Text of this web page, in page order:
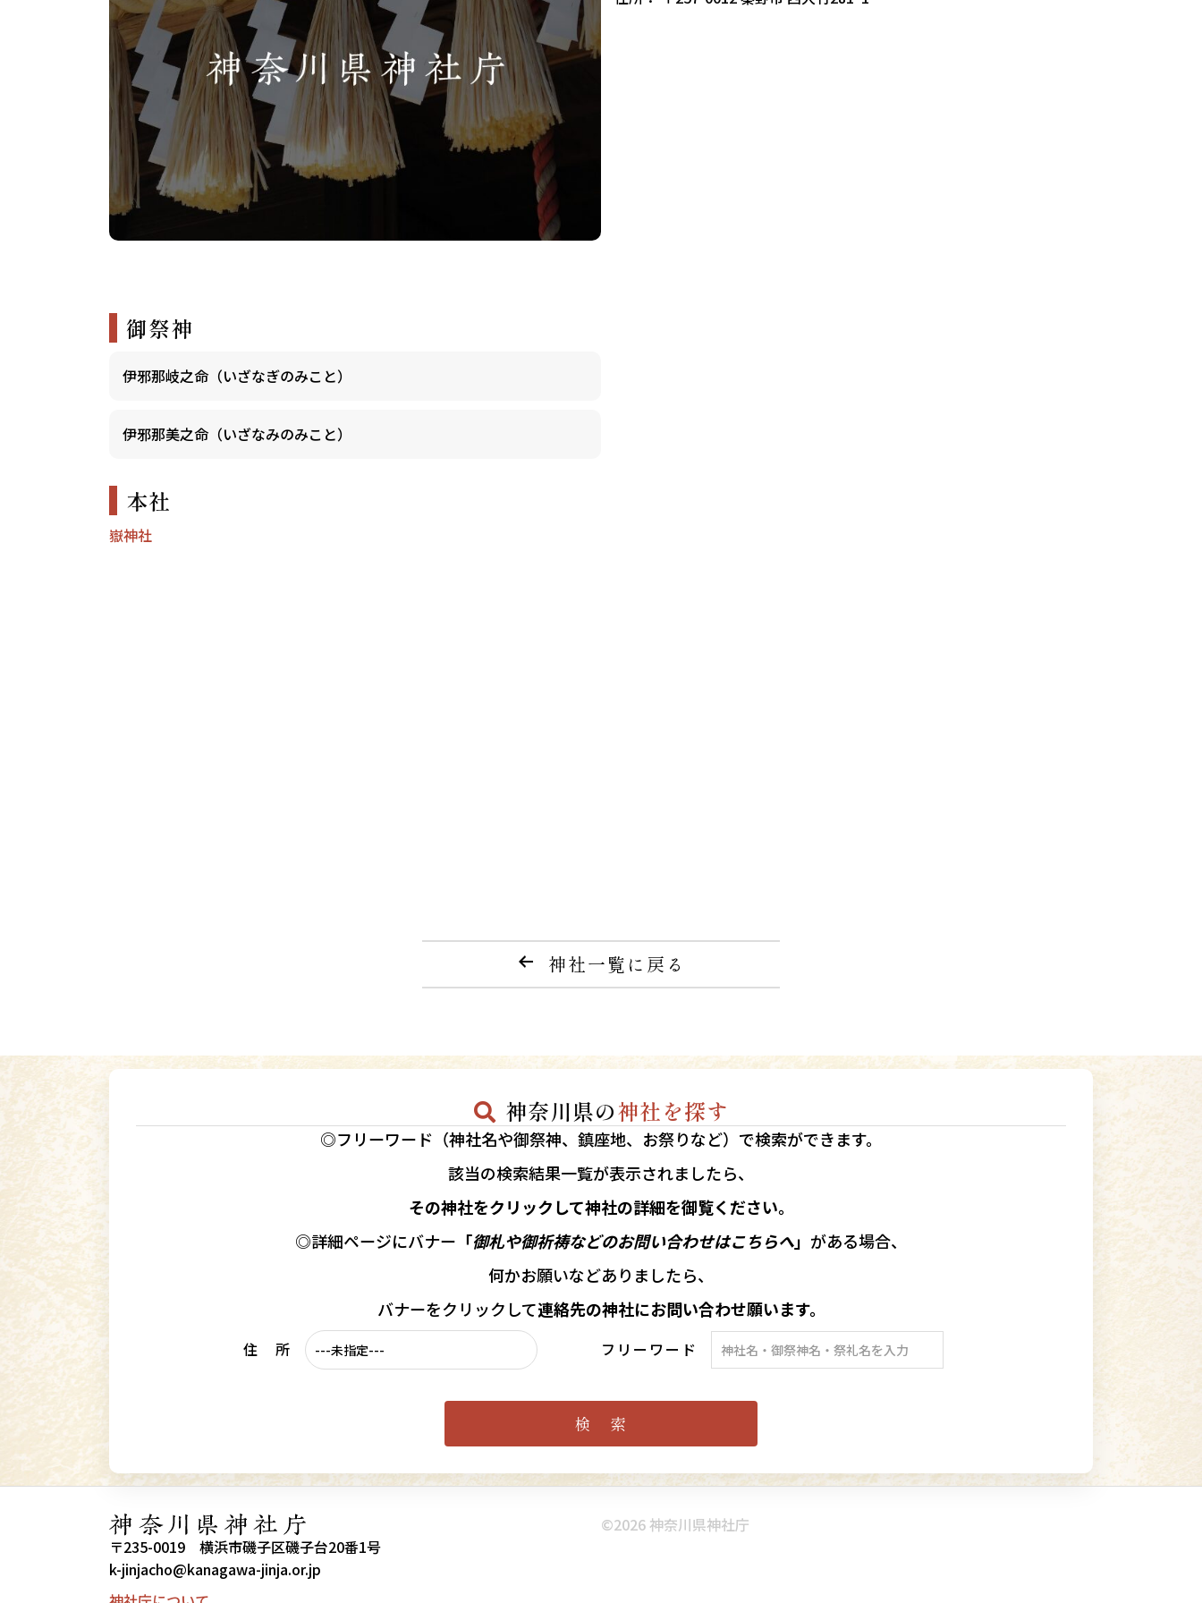
御祭神
伊邪那岐之命（いざなぎのみこと）
伊邪那美之命（いざなみのみこと）
本社
嶽神社
神社一覧に戻る
神奈川県の神社を探す
◎フリーワード（神社名や御祭神、鎮座地、お祭りなど）で検索ができます。
該当の検索結果一覧が表示されましたら、
その神社をクリックして神社の詳細を御覧ください。
◎詳細ページにバナー 「御札や御祈祷などのお問い合わせはこちらへ」 がある場合、
何かお願いなどありましたら、
バナーをクリックして連絡先の神社にお問い合わせ願います。
住 所 フリーワード
〒235-0019 横浜市磯子区磯子台20番1号
k-jinjacho@kanagawa-jinja.or.jp
©︎2026 神奈川県神社庁